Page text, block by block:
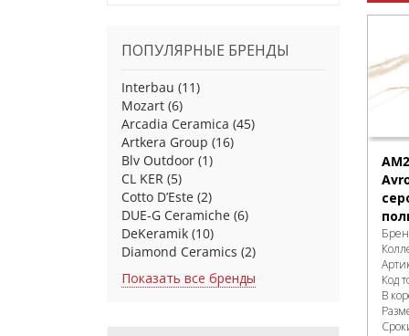
ПОПУЛЯРНЫЕ БРЕНДЫ
Interbau (11)
Mozart (6)
Arcadia Ceramica (45)
Artkera Group (16)
Blv Outdoor (1)
CL KER (5)
Cotto D’Este (2)
DUE-G Ceramiche (6)
DeKeramik (10)
Diamond Ceramics (2)
Показать все бренды
Код
В